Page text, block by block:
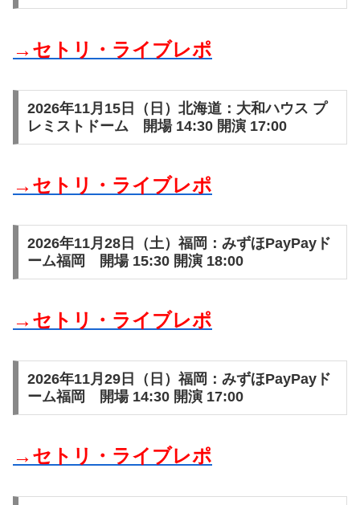
→セトリ・ライブレポ
2026年11月15日（日）北海道：大和ハウス プ
レミストドーム 開場 14:30 開演 17:00
→セトリ・ライブレポ
2026年11月28日（土）福岡：みずほPayPayド
ーム福岡 開場 15:30 開演 18:00
→セトリ・ライブレポ
2026年11月29日（日）福岡：みずほPayPayド
ーム福岡 開場 14:30 開演 17:00
→セトリ・ライブレポ